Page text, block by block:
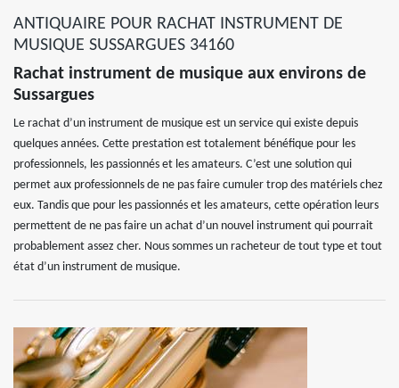
ANTIQUAIRE POUR RACHAT INSTRUMENT DE
MUSIQUE SUSSARGUES 34160
Rachat instrument de musique aux environs de
Sussargues
Le rachat d’un instrument de musique est un service qui existe depuis
quelques années. Cette prestation est totalement bénéfique pour les
professionnels, les passionnés et les amateurs. C’est une solution qui
permet aux professionnels de ne pas faire cumuler trop des matériels chez
eux. Tandis que pour les passionnés et les amateurs, cette opération leurs
permettent de ne pas faire un achat d’un nouvel instrument qui pourrait
probablement assez cher. Nous sommes un racheteur de tout type et tout
état d’un instrument de musique.